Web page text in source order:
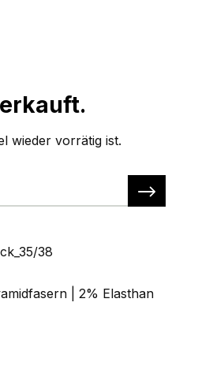
wieder vorrätig ist.
38
| 2% Elasthan